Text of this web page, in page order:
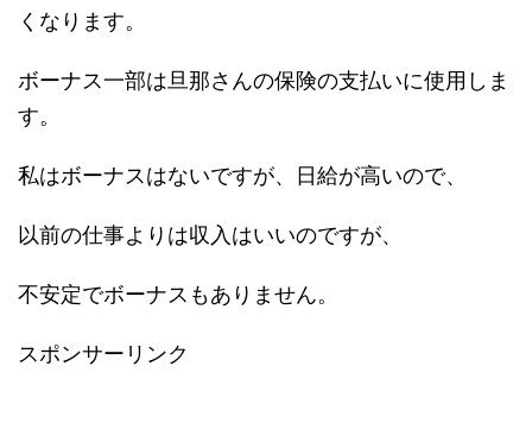
くなります。
ボーナス一部は旦那さんの保険の支払いに使用しま
す。
私はボーナスはないですが、日給が高いので、
以前の仕事よりは収入はいいのですが、
不安定でボーナスもありません。
スポンサーリンク